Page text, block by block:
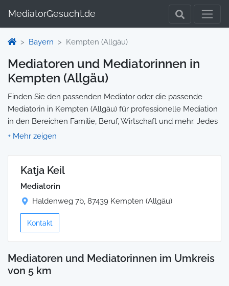
MediatorGesucht.de
Bayern Kempten (Allgäu)
Mediatoren und Mediatorinnen in
Kempten (Allgäu)
Finden Sie den passenden Mediator oder die passende
Mediatorin in Kempten (Allgäu) für professionelle Mediation
in den Bereichen Familie, Beruf, Wirtschaft und mehr. Jedes
Profil enthält Informationen zu Qualifikationen und
Ihre Mediation auswählen und direkt kontaktieren können.
Wir selbst vermitteln keine Mediationen, sondern stellen die
Plattform zur Verfügung, um Ihnen die Suche zu erleichtern.
Katja Keil
Mediatorin
Haldenweg 7b, 87439 Kempten (Allgäu)
Kontakt
Mediatoren und Mediatorinnen im Umkreis
von 5 km